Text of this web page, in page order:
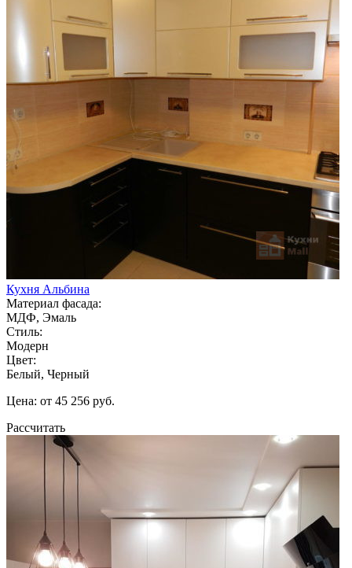
Кухня Альбина
Материал фасада:
МДФ, Эмаль
Стиль:
Модерн
Цвет:
Белый, Черный
Цена: от 45 256 руб.
Рассчитать